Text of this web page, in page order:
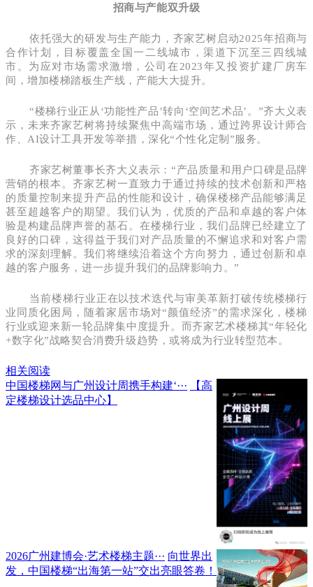
招商与产能双升级
依托强大的研发与生产能力，齐家艺树启动2025年招商与
合作计划，目标覆盖全国一二线城市，渠道下沉至三四线城
市。为应对市场需求激增，公司在2023年又投资扩建厂房车
间，增加楼梯踏板生产线，产能大大提升。
“楼梯行业正从‘功能性产品’转向‘空间艺术品’。”齐大义表
示，未来齐家艺树将持续聚焦中高端市场，通过跨界设计师合
作、AI设计工具开发等举措，深化“个性化定制”服务。
齐家艺树董事长齐大义表示：“产品质量和用户口碑是品牌
营销的根本。齐家艺树一直致力于通过持续的技术创新和严格
的质量控制来提升产品的性能和设计，确保楼梯产品能够满足
甚至超越客户的期望。我们认为，优质的产品和卓越的客户体
验是构建品牌声誉的基石。在楼梯行业，我们品牌已经建立了
良好的口碑，这得益于我们对产品质量的不懈追求和对客户需
求的深刻理解。我们将继续沿着这个方向努力，通过创新和卓
越的客户服务，进一步提升我们的品牌影响力。”
当前楼梯行业正在以技术迭代与审美革新打破传统楼梯行
业同质化困局， 随着家居市场对“颜值经济”的需求深化，楼梯
行业或迎来新一轮品牌集中度提升。 而齐家艺术楼梯其“年轻化
+数字化”战略契合消费升级趋势，或将成为行业转型范本。
相关阅读
中国楼梯网与广州设计周携手构建‘···
【高
定楼梯设计选品中心】
2026广州建博会·艺术楼梯主题··· 向世界出
发，中国楼梯“出海第一站”交出亮眼答卷！